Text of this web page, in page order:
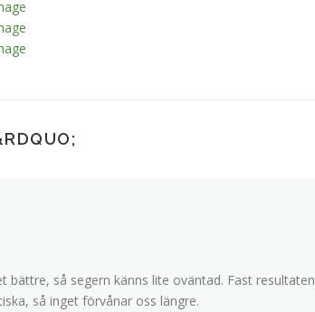
bättre, så segern känns lite oväntad. Fast resultaten
så inget förvånar oss längre.